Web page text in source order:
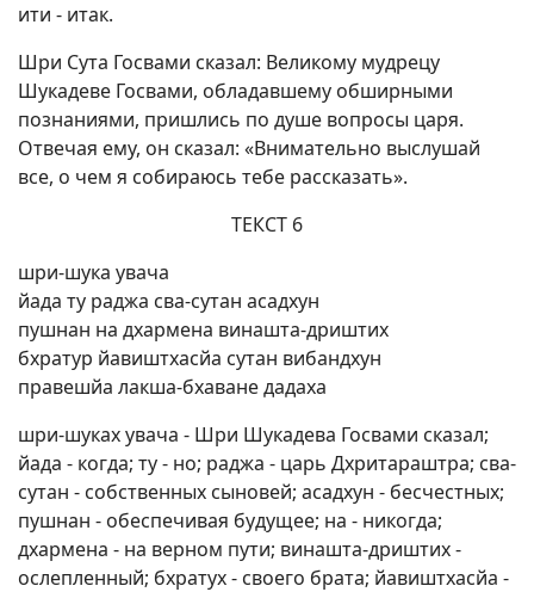
ити - итак.
Шри Сута Госвами сказал: Великому мудрецу
Шукадеве Госвами, обладавшему обширными
познаниями, пришлись по душе вопросы царя.
Отвечая ему, он сказал: «Внимательно выслушай
все, о чем я собираюсь тебе рассказать».
ТЕКСТ 6
шри-шука увача
йада ту раджа сва-сутан асадхун
пушнан на дхармена винашта-дриштих
бхратур йавиштхасйа сутан вибандхун
правешйа лакша-бхаване дадаха
шри-шуках увача - Шри Шукадева Госвами сказал;
йада - когда; ту - но; раджа - царь Дхритараштра; сва-
сутан - собственных сыновей; асадхун - бесчестных;
пушнан - обеспечивая будущее; на - никогда;
дхармена - на верном пути; винашта-дриштих -
ослепленный; бхратух - своего брата; йавиштхасйа -